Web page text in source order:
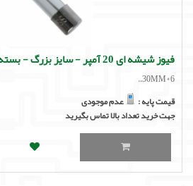
فیوز شیشه ای 20 آمپر - سایز بزرگ - بسته 5 تایی
6*30MM..
قیمت پایه :
عدم موجودی
جهت خرید تعداد بالا تماس بگیرید